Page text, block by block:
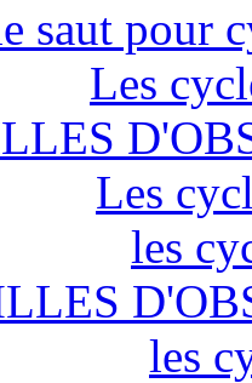
saut pour
Les
Les
les
les